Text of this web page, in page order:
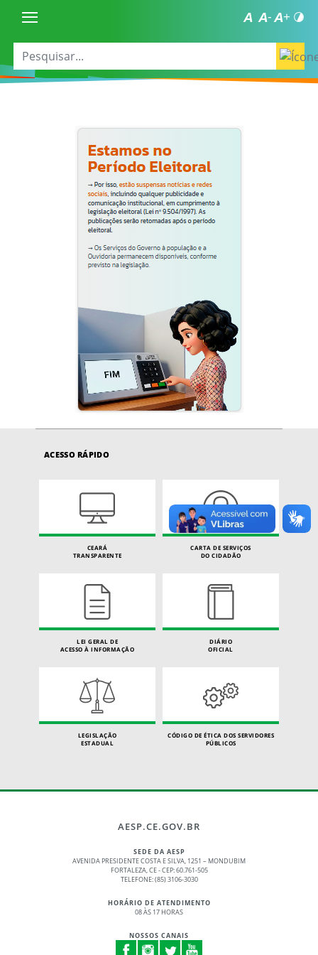
ACESSO RÁPIDO
CEARÁ
TRANSPARENTE
CARTA DE SERVIÇOS
DO CIDADÃO
LEI GERAL DE
ACESSO À INFORMAÇÃO
DIÁRIO
OFICIAL
LEGISLAÇÃO
ESTADUAL
CÓDIGO DE ÉTICA DOS SERVIDORES
PÚBLICOS
AESP.CE.GOV.BR
SEDE DA AESP
AVENIDA PRESIDENTE COSTA E SILVA, 1251 – MONDUBIM
FORTALEZA, CE - CEP: 60.761-505
TELEFONE: (85) 3106-3030
HORÁRIO DE ATENDIMENTO
08 ÀS 17 HORAS
NOSSOS CANAIS